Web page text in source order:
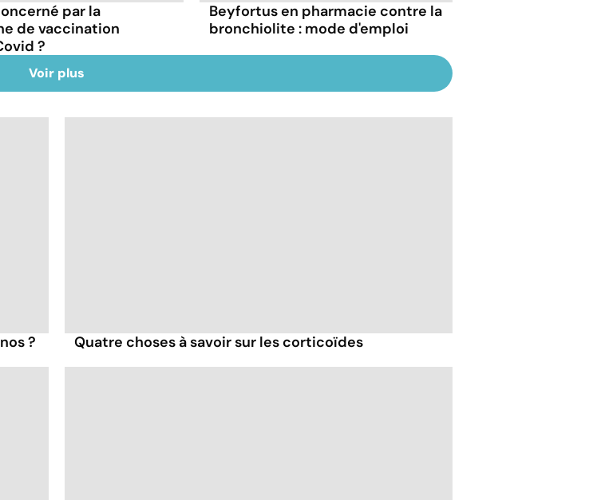
par la
de vaccination
?
Beyfortus en pharmacie contre la
bronchiolite : mode d'emploi
Voir plus
? Quatre choses à savoir sur les corticoïdes